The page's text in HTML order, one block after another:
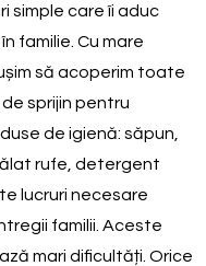
simple care îi aduc
familie. Cu mare
să acoperim toate
sprijin pentru
de igienă: săpun,
rufe, detergent
lucruri necesare
familii. Aceste
mari dificultăți. Orice